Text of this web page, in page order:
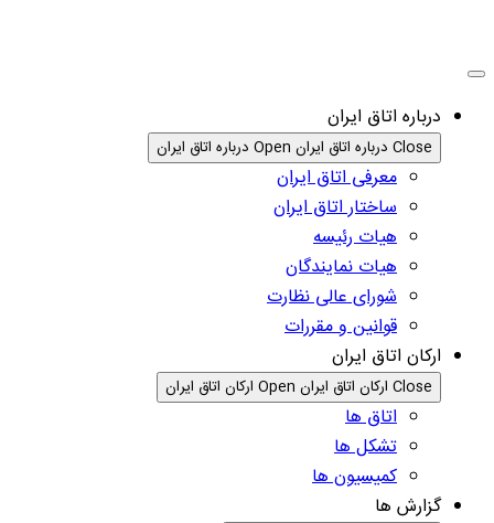
درباره اتاق ایران
Close درباره اتاق ایران Open درباره اتاق ایران
معرفی اتاق ایران
ساختار اتاق ایران
هیات رئیسه
هیات نمایندگان
شورای عالی نظارت
قوانین و مقررات
ارکان اتاق ایران
Close ارکان اتاق ایران Open ارکان اتاق ایران
اتاق ها
تشکل ها
کمیسیون ها
گزارش ها